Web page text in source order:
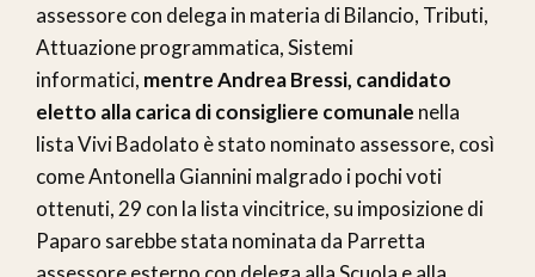
assessore con delega in materia di Bilancio, Tributi,
Attuazione programmatica, Sistemi
informatici, mentre Andrea Bressi, candidato
eletto alla carica di consigliere comunale nella
lista Vivi Badolato è stato nominato assessore, così
come Antonella Giannini malgrado i pochi voti
ottenuti, 29 con la lista vincitrice, su imposizione di
Paparo sarebbe stata nominata da Parretta